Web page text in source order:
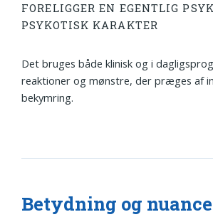
FORELIGGER EN EGENTLIG
PSYKOTISK KARAKTER
Det bruges både klinisk og i
reaktioner og mønstre, der præges af
bekymring.
Betydning og